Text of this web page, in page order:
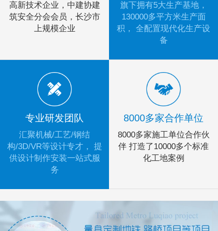
高新技术企业，中建协建
筑安全分会会员，长沙市
上规模企业
旗下拥有5大生产基地，
130000多平方米生产面
积， 全配置现代化生产设
备
专业研发团队
汇聚机械/工艺/钢结
构/3D/VR等设计专才， 提
供设计制作安装一站式服
务
8000多家合作单位
8000多家施工单位合作伙
伴 打造了10000多个标准
化工地案例